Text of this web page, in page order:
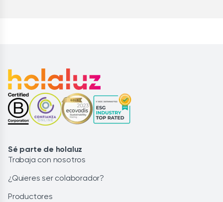
Sé parte de holaluz
Trabaja con nosotros
¿Quieres ser colaborador?
Productores